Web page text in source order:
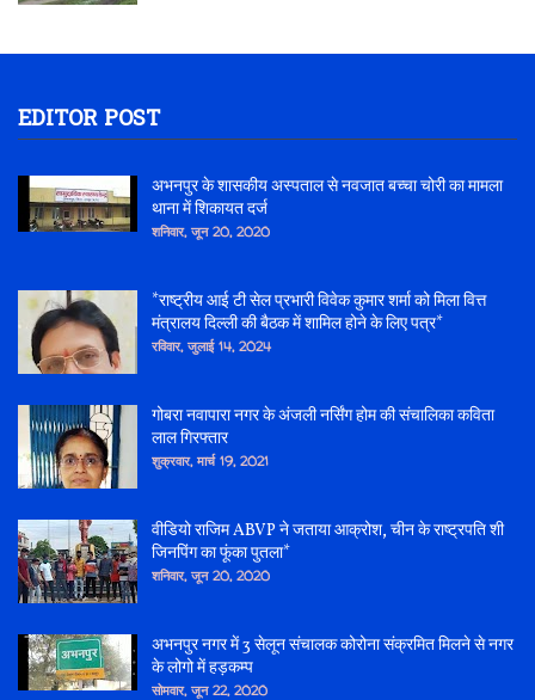
EDITOR POST
अभनपुर के शासकीय अस्पताल से नवजात बच्चा चोरी का मामला
थाना में शिकायत दर्ज
शनिवार, जून 20, 2020
*राष्ट्रीय आई टी सेल प्रभारी विवेक कुमार शर्मा को मिला वित्त
मंत्रालय दिल्ली की बैठक में शामिल होने के लिए पत्र*
रविवार, जुलाई 14, 2024
गोबरा नवापारा नगर के अंजली नर्सिंग होम की संचालिका कविता
लाल गिरफ्तार
शुक्रवार, मार्च 19, 2021
वीडियो राजिम ABVP ने जताया आक्रोश, चीन के राष्ट्रपति शी
जिनपिंग का फूंका पुतला*
शनिवार, जून 20, 2020
अभनपुर नगर में 3 सेलून संचालक कोरोना संक्रमित मिलने से नगर
के लोगो में हड़कम्प
सोमवार, जून 22, 2020